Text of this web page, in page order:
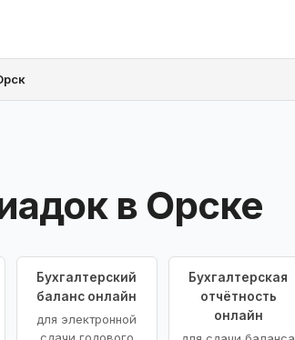
в Орске
Бухгалтерский
баланс онлайн
для электронной
Бухгалтерская
отчётность
онлайн